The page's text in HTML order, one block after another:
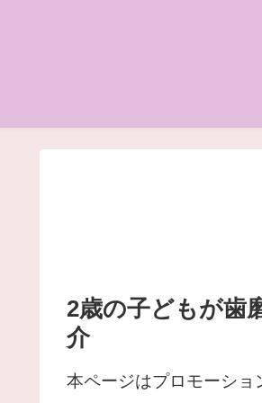
2歳の子どもが歯
介
本ページはプロモーショ